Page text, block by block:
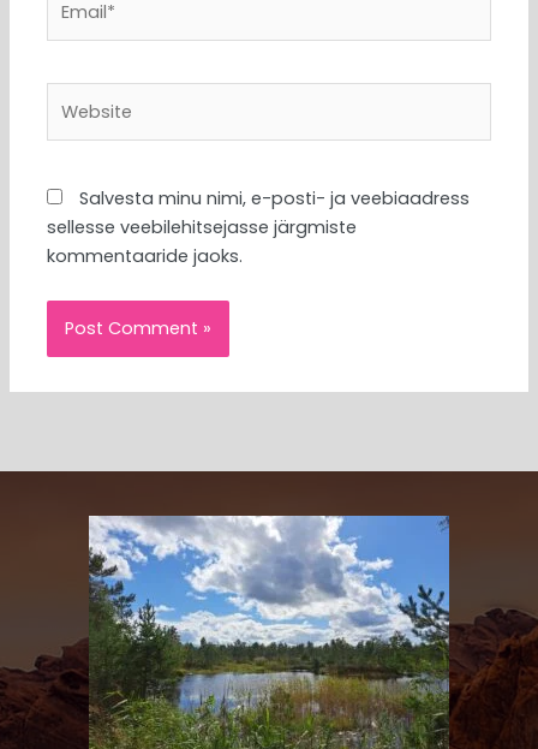
Salvesta minu nimi, e-posti- ja veebiaadress
sellesse veebilehitsejasse järgmiste
kommentaaride jaoks.